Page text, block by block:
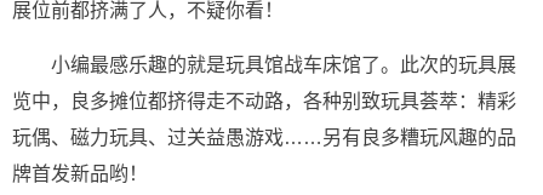
展位前都挤满了人，不疑你看！
小编最感乐趣的就是玩具馆战车床馆了。此次的玩具展
览中，良多摊位都挤得走不动路，各种别致玩具荟萃：精彩
玩偶、磁力玩具、过关益愚游戏……另有良多糟玩风趣的品
牌首发新品哟！